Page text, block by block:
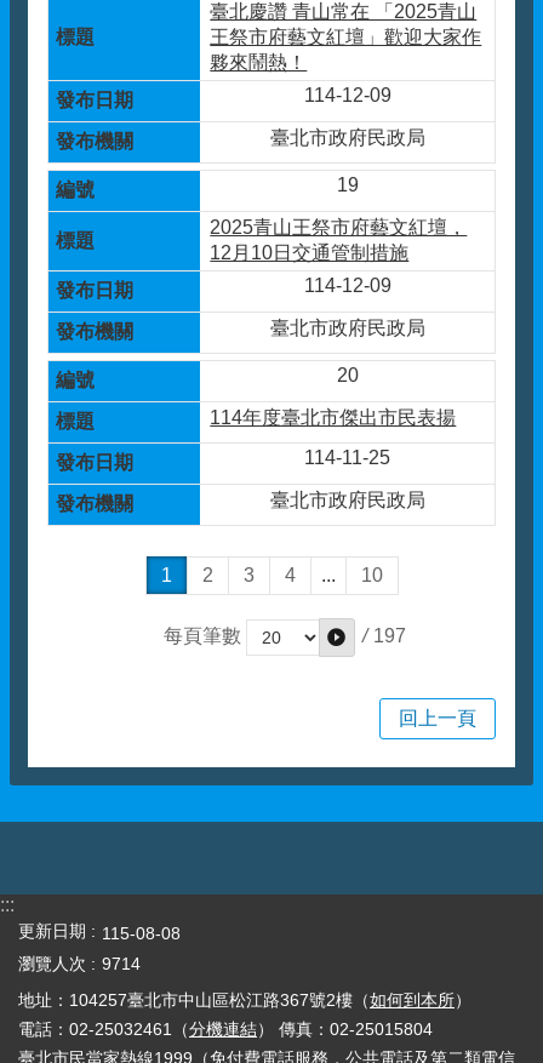
臺北慶讚 青山常在 「2025青山
王祭市府藝文紅壇」歡迎大家作
夥來鬧熱！
114-12-09
臺北市政府民政局
19
2025青山王祭市府藝文紅壇，
12月10日交通管制措施
114-12-09
臺北市政府民政局
20
114年度臺北市傑出市民表揚
114-11-25
臺北市政府民政局
1 2 3 4 ... 10
每頁筆數 / 197
回上一頁
:::
更新日期
115-08-08
瀏覽人次
9714
地址：104257臺北市中山區松江路367號2樓（如何到本所）
電話：02-25032461（分機連結） 傳真：02-25015804
臺北市民當家熱線1999 （免付費電話服務，公共電話及第二類電信